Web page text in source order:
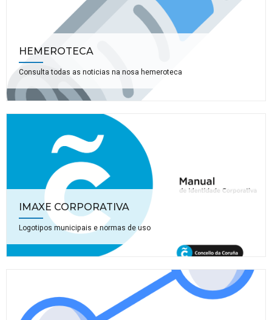
HEMEROTECA
Consulta todas as noticias na nosa hemeroteca
IMAXE CORPORATIVA
Logotipos municipais e normas de uso